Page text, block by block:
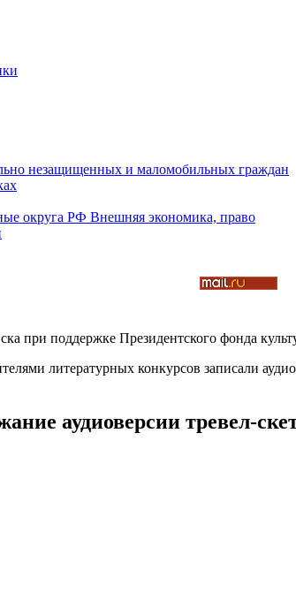
при поддержке Президентского фонда
литературных конкурсов записали
аудиоверсии тревел-